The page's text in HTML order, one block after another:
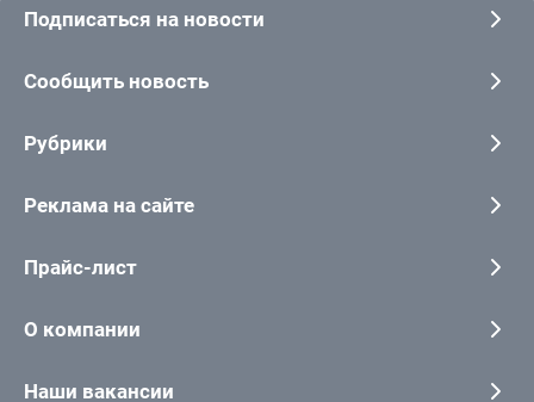
Подписаться на новости
Сообщить новость
Рубрики
Реклама на сайте
Прайс-лист
О компании
Наши вакансии